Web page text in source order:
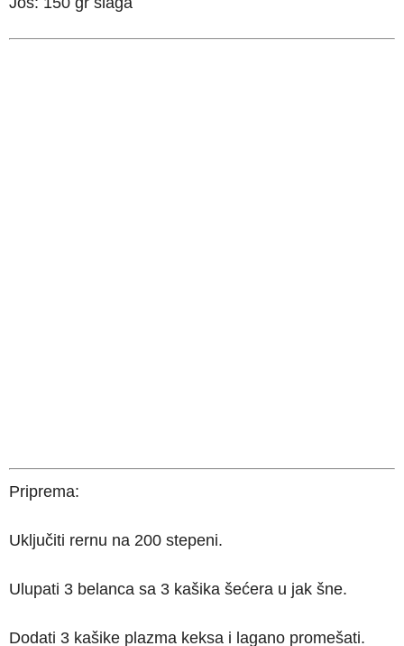
Priprema:
Uključiti rernu na 200 stepeni.
Ulupati 3 belanca sa 3 kašika šećera u jak šne.
Dodati 3 kašike plazma keksa i lagano promešati.